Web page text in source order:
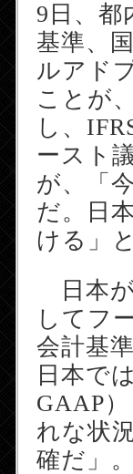
9日、都
基準、
ルアド
ことが
し、
ースト
が、「
だ。日
ける」
日本が
してフ
会計基
日本で
GAAP
れな状
確だ」